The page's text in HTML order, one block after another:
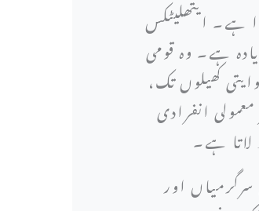
ہے۔ ایتھلیٹکس
ہے۔ وہ قومی
کھیلوں تک،
انفرادی
ہے۔
اور